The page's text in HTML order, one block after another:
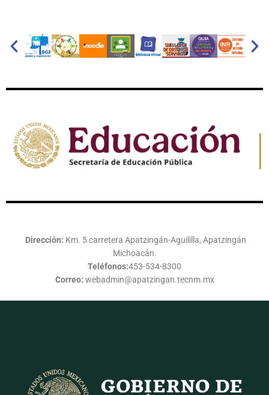
Dirección: Km. 5 carretera Apatzingán-Aguililla, Apatzingán
Michoacán.
Teléfonos:453-534-8300
Correo: webadmin@apatzingan.tecnm.mx